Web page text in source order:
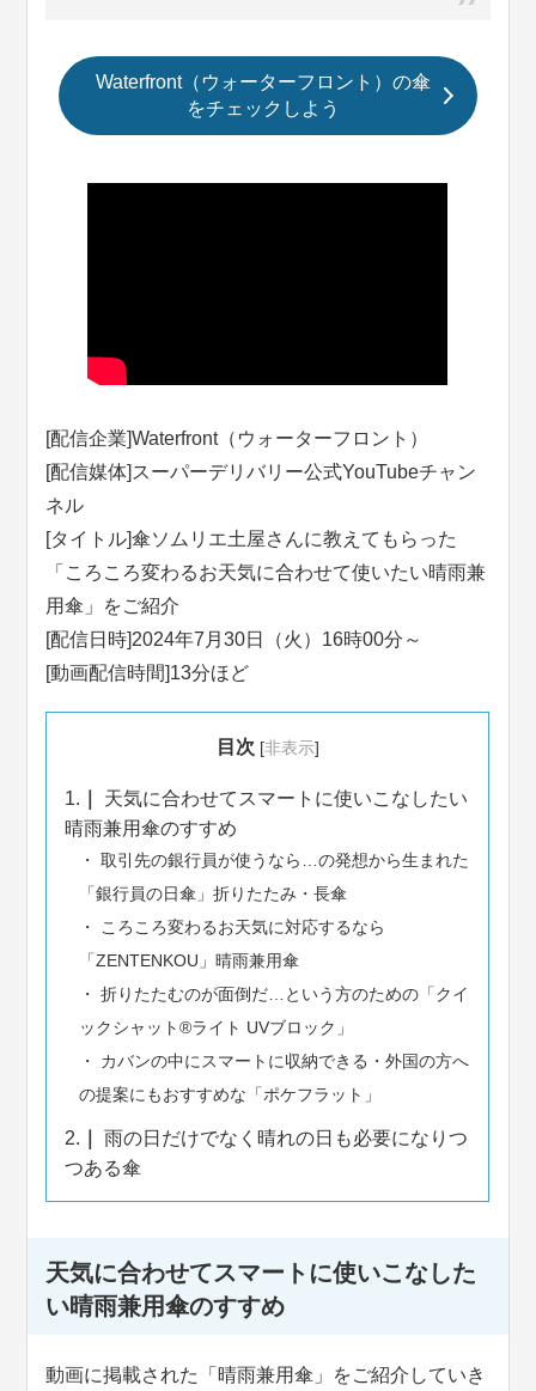
Waterfront（ウォーターフロント）の傘
をチェックしよう
[配信企業]Waterfront（ウォーターフロント）
[配信媒体]スーパーデリバリー公式YouTubeチャン
ネル
[タイトル]傘ソムリエ土屋さんに教えてもらった
「ころころ変わるお天気に合わせて使いたい晴雨兼
用傘」をご紹介
[配信日時]2024年7月30日（火）16時00分～
[動画配信時間]13分ほど
目次 [非表示]
1.
天気に合わせてスマートに使いこなしたい
晴雨兼用傘のすすめ
取引先の銀行員が使うなら…の発想から生まれた
「銀行員の日傘」折りたたみ・長傘
ころころ変わるお天気に対応するなら
「ZENTENKOU」晴雨兼用傘
折りたたむのが面倒だ…という方のための「クイ
ックシャット®ライト UVブロック」
カバンの中にスマートに収納できる・外国の方へ
の提案にもおすすめな「ポケフラット」
2.
雨の日だけでなく晴れの日も必要になりつ
つある傘
天気に合わせてスマートに使いこなした
い晴雨兼用傘のすすめ
動画に掲載された「晴雨兼用傘」をご紹介していき